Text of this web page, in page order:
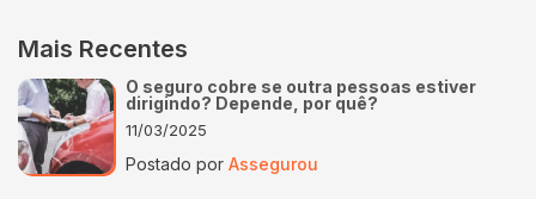
Mais Recentes
O seguro cobre se outra pessoas estiver
dirigindo? Depende, por quê?
11/03/2025
Postado por Assegurou